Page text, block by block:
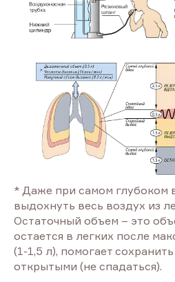
* Даже при самом глубоком
выдохнуть весь воздух из
Остаточный объем – это
остается в легких после
(1-1,5 л), помогает
открытыми (не спадаться).